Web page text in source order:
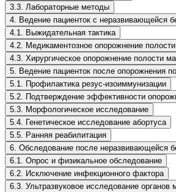
3.3. Лабораторные методы
4. Ведение пациенток с неразвивающейся
4.1. Выжидательная тактика
4.2. Медикаментозное опорожнение
4.3. Хирургическое опорожнение полости
5. Ведение пациенток после опорожнения
5.1. Профилактика резус-изоиммунизации
5.2. Подтверждение эффективности
5.3. Морфологическое исследование
5.4. Генетическое исследование абортуса
5.5. Ранняя реабилитация
6. Обследование после неразвивающейся
6.1. Опрос и физикальное обследование
6.2. Исключение инфекционного фактора
6.3. Ультразвуковое исследование органов